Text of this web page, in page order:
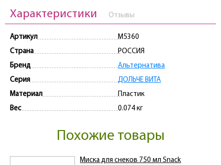
Характеристики Отзывы
Артикул
M5360
Страна
РОССИЯ
Бренд
Альтернатива
Серия
ДОЛЬЧЕ ВИТА
Материал
Пластик
Вес
0.074 кг
Похожие товары
Миска для снеков 750 мл Snack